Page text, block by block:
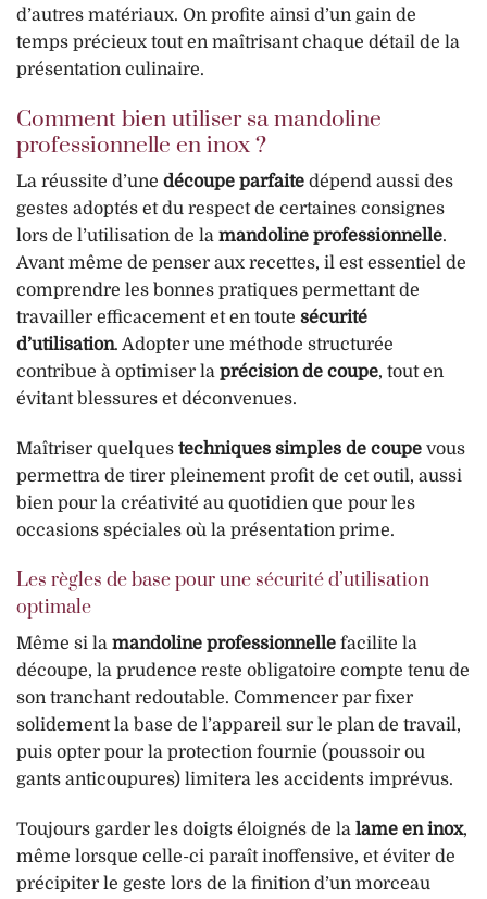
d’autres matériaux. On profite ainsi d’un gain de
temps précieux tout en maîtrisant chaque détail de la
présentation culinaire.
Comment bien utiliser sa mandoline
professionnelle en inox ?
La réussite d’une découpe parfaite dépend aussi des
gestes adoptés et du respect de certaines consignes
lors de l’utilisation de la mandoline professionnelle.
Avant même de penser aux recettes, il est essentiel de
comprendre les bonnes pratiques permettant de
travailler efficacement et en toute sécurité
d’utilisation. Adopter une méthode structurée
contribue à optimiser la précision de coupe, tout en
évitant blessures et déconvenues.
Maîtriser quelques techniques simples de coupe vous
permettra de tirer pleinement profit de cet outil, aussi
bien pour la créativité au quotidien que pour les
occasions spéciales où la présentation prime.
Les règles de base pour une sécurité d’utilisation
optimale
Même si la mandoline professionnelle facilite la
découpe, la prudence reste obligatoire compte tenu de
son tranchant redoutable. Commencer par fixer
solidement la base de l’appareil sur le plan de travail,
puis opter pour la protection fournie (poussoir ou
gants anticoupures) limitera les accidents imprévus.
Toujours garder les doigts éloignés de la lame en inox,
même lorsque celle-ci paraît inoffensive, et éviter de
précipiter le geste lors de la finition d’un morceau